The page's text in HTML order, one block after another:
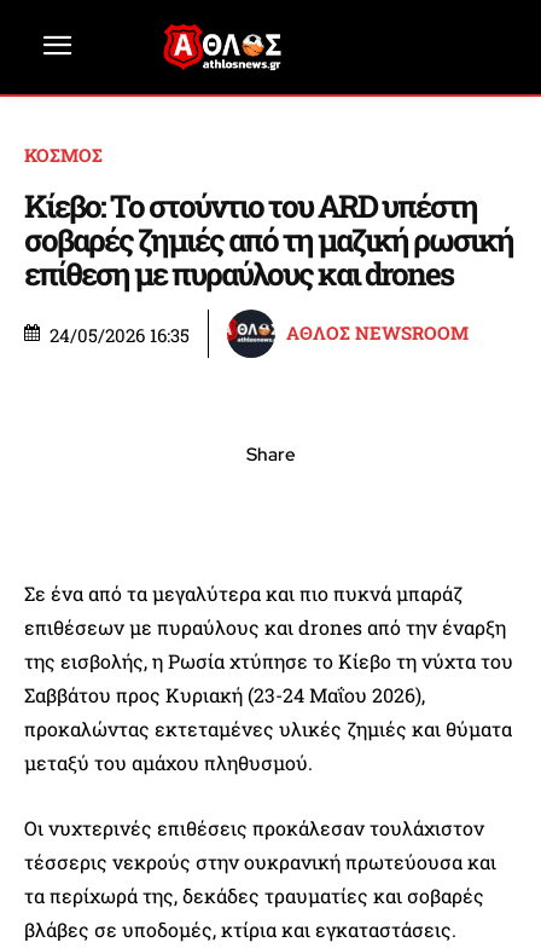
ΚΟΣΜΟΣ
Κίεβο: Το στούντιο του ARD υπέστη
σοβαρές ζημιές από τη μαζική ρωσική
επίθεση με πυραύλους και drones
24/05/2026 16:35 ΑΘΛΟΣ NEWSROOM
Share
Σε ένα από τα μεγαλύτερα και πιο πυκνά μπαράζ
επιθέσεων με πυραύλους και drones από την έναρξη
της εισβολής, η Ρωσία χτύπησε το Κίεβο τη νύχτα του
Σαββάτου προς Κυριακή (23-24 Μαΐου 2026),
προκαλώντας εκτεταμένες υλικές ζημιές και θύματα
μεταξύ του αμάχου πληθυσμού.
Οι νυχτερινές επιθέσεις προκάλεσαν τουλάχιστον
τέσσερις νεκρούς στην ουκρανική πρωτεύουσα και
τα περίχωρά της, δεκάδες τραυματίες και σοβαρές
βλάβες σε υποδομές, κτίρια και εγκαταστάσεις.